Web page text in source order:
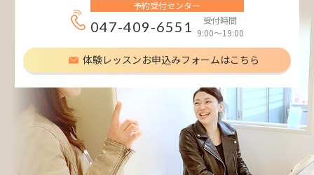
予約受付センター
047-409-6551
受付時間
9:00～19:00
体験レッスンお申込みフォームはこちら